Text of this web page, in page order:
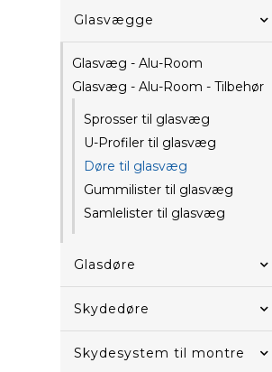
Glasvægge
Glasvæg - Alu-Room
Glasvæg - Alu-Room - Tilbehør
Sprosser til glasvæg
U-Profiler til glasvæg
Døre til glasvæg
Gummilister til glasvæg
Samlelister til glasvæg
Glasdøre
Skydedøre
Skydesystem til montre